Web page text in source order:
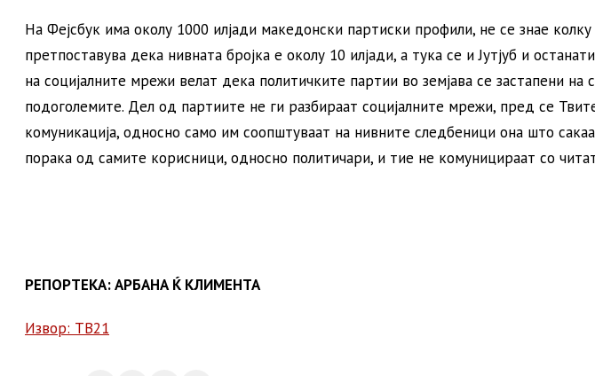
На Фејсбук има околу 1000 илјади македонски партиски профили, не се знае
претпоставува дека нивната бројка е околу 10 илјади, а тука се и Јутјуб и
на социјалните мрежи велат дека политичките партии во земјава се застапени
подоголемите. Дел од партиите не ги разбираат социјалните мрежи, пред се
комуникација, односно само им соопштуваат на нивните следбеници она што
порака од самите корисници, односно политичари, и тие не комуницираат со
РЕПОРТЕКА: АРБАНА Ќ КЛИМЕНТА
Извор: ТВ21